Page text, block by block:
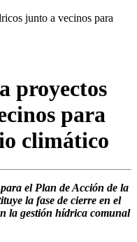
junto a vecinos para
proyectos
para
climático
el Plan de Acción de la
la fase de cierre en el
la gestión hídrica comunal